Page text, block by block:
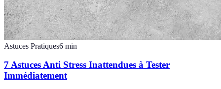
Astuces Pratiques6 min
7 Astuces Anti Stress Inattendues à Tester
Immédiatement